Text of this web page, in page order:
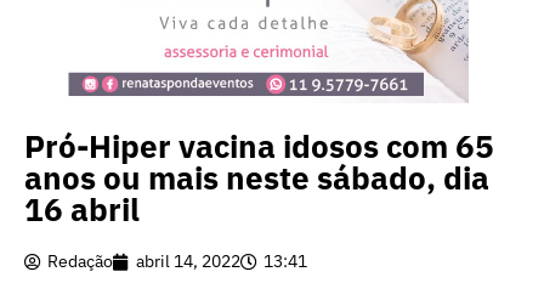
Pró-Hiper vacina idosos com 65
anos ou mais neste sábado, dia
16 abril
Redação abril 14, 2022 13:41